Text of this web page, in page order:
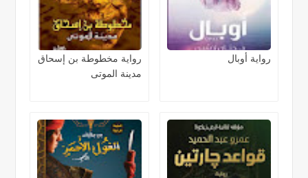
رواية أوبال
رواية مخطوطة بن إسحاق
مدينة الموتى